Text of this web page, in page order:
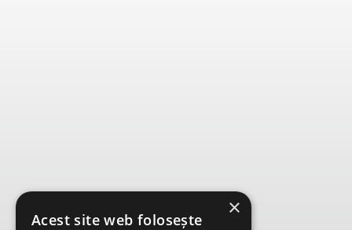
×
Acest site web folosește